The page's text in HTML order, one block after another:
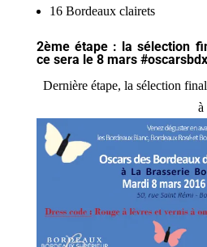
16 Bordeaux clairets
2ème étape : la sélection
ce sera le 8 mars #oscarsbdx
Dernière étape, la sélection
à